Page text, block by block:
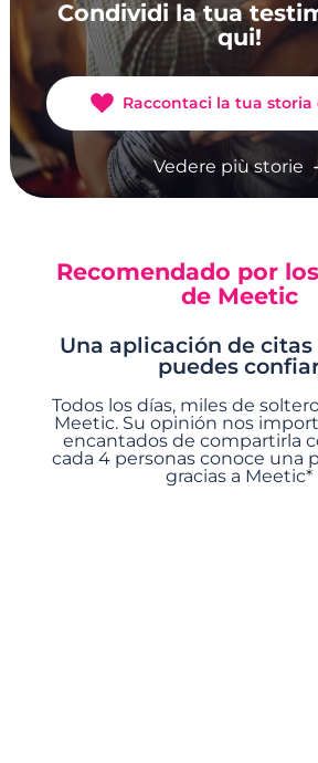
Condividi la tua
qui!
Raccontaci la tua storia
Vedere più storie
Recomendado por
de Meetic
Una aplicación de
puedes
Todos los días, miles de
Meetic. Su opinión nos
encantados de compartirla
cada 4 personas conoce una
gracias a Meetic*